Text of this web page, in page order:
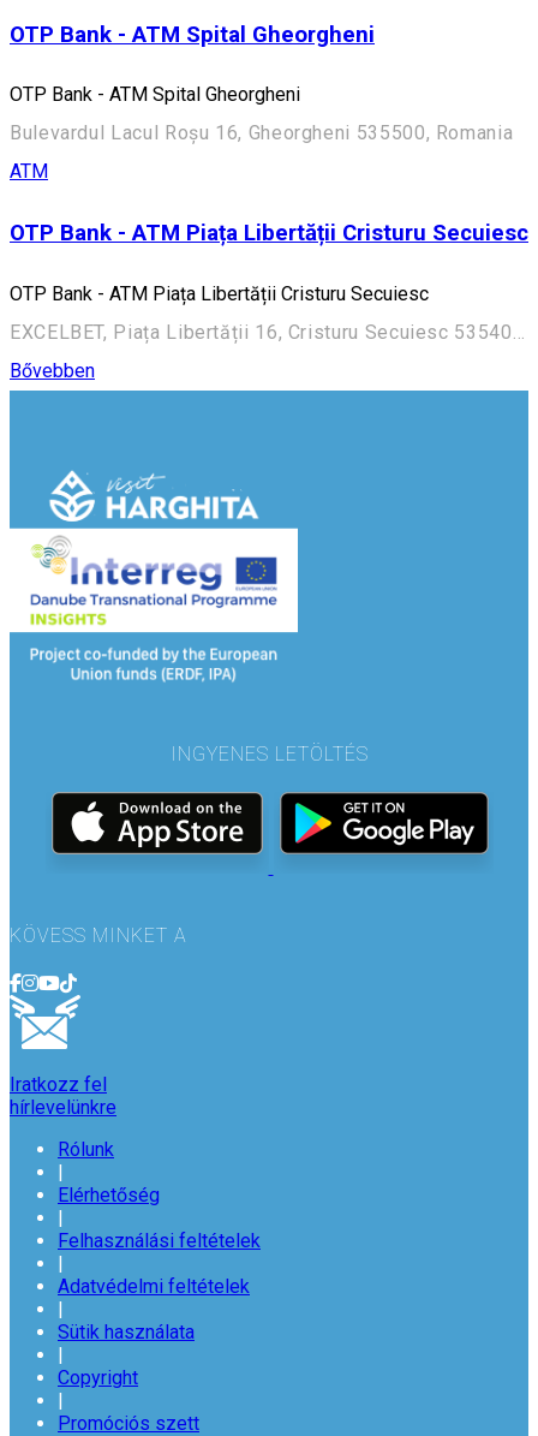
OTP Bank - ATM Spital Gheorgheni
OTP Bank - ATM Spital Gheorgheni
Bulevardul Lacul Roșu 16, Gheorgheni 535500, Romania
ATM
OTP Bank - ATM Piața Libertății Cristuru Secuiesc
OTP Bank - ATM Piața Libertății Cristuru Secuiesc
Bővebben
INGYENES LETÖLTÉS
KÖVESS MINKET A
Iratkozz fel
hírlevelünkre
Rólunk
|
Elérhetőség
|
Felhasználási feltételek
|
Adatvédelmi feltételek
|
Sütik használata
|
Copyright
|
Promóciós szett